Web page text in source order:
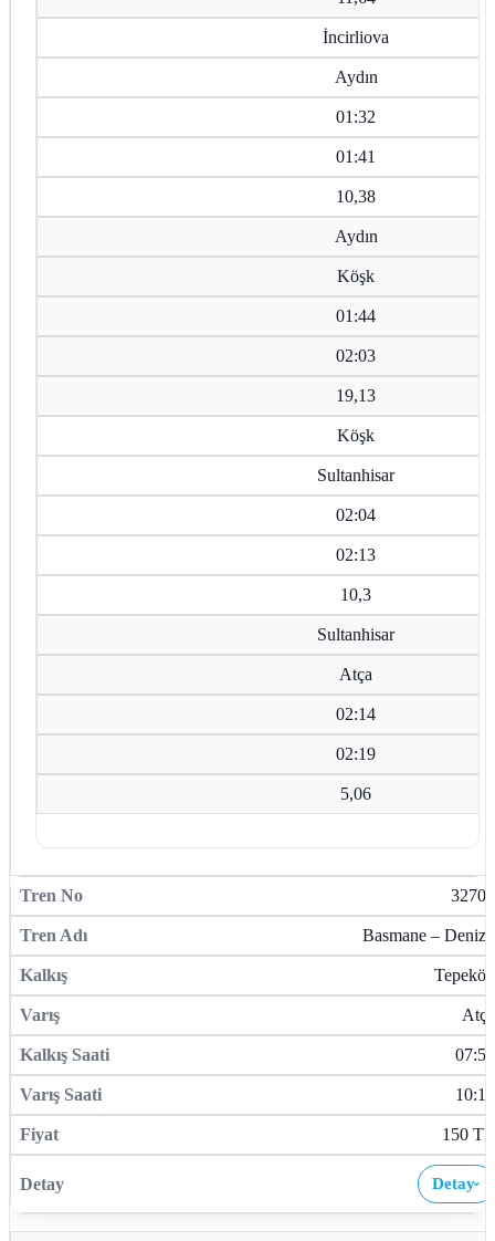
İncirliova
Aydın
01:32
01:41
10,38
Aydın
Köşk
01:44
02:03
19,13
Köşk
Sultanhisar
02:04
02:13
10,3
Sultanhisar
Atça
02:14
02:19
5,06
32701
Basmane – Denizli
Tepeköy
Atça
07:58
10:18
150 TL
Detay›